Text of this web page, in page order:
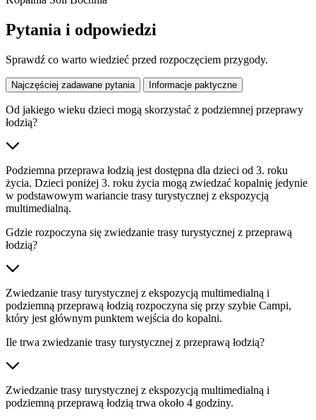
Pytania i odpowiedzi
Sprawdź co warto wiedzieć przed rozpoczęciem przygody.
Najczęściej zadawane pytania Informacje paktyczne
Od jakiego wieku dzieci mogą skorzystać z podziemnej przeprawy
łodzią?
Podziemna przeprawa łodzią jest dostępna dla dzieci od 3. roku
życia. Dzieci poniżej 3. roku życia mogą zwiedzać kopalnię jedynie
w podstawowym wariancie trasy turystycznej z ekspozycją
multimedialną.
Gdzie rozpoczyna się zwiedzanie trasy turystycznej z przeprawą
łodzią?
Zwiedzanie trasy turystycznej z ekspozycją multimedialną i
podziemną przeprawą łodzią rozpoczyna się przy szybie Campi,
który jest głównym punktem wejścia do kopalni.
Ile trwa zwiedzanie trasy turystycznej z przeprawą łodzią?
Zwiedzanie trasy turystycznej z ekspozycją multimedialną i
podziemną przeprawą łodzią trwa około 4 godziny.